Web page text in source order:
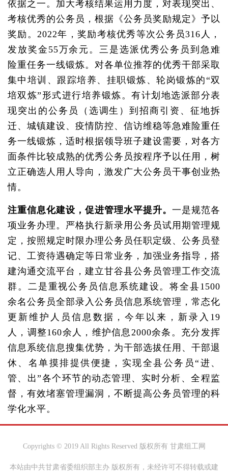
依据之一。加大考核结果运用力度，对表现突出、
考核优秀的公务员，根据《公务员奖励规定》予以
奖励。2022年，奖励考核优秀等次公务员316人，
发放奖金55万余元。三是选派优秀公务员到急难
险重任务一线锻炼。对各单位推荐的优秀干部采取
集中培训、跟踪培养、挂职锻炼、轮岗锻炼的“双
培双炼”形式进行培养锻炼。有计划地选派部分表
现突出的公务员（选调生）到招商引资、征地拆
迁、城镇建设、疫情防控、信访维稳等急难险重任
务一线锻炼，适时根据领导班子建设需要，对各方
面条件比较成熟的优秀公务员按程序予以任用，树
立正确选人用人导向，激发广大公务员干事创业热
情。
注重信息化建设，促进管理水平提升。 一是规范各
项业务办理。严格执行新录用公务员试用期管理规
定，按照规定时限办理公务员任职定级、公务员登
记、工资待遇确定等日常业务，加强业务指导，搭
建沟通交流平台，建立甘谷县公务员管理工作交流
群。二是重视公务员信息系统建设。将全县1500
余名公务员全部录入公务员信息系统管理，常态化
更新维护人员信息数据，今年以来，新录入19
人，调整160余人，维护信息2000余条。充分发挥
信息系统信息搜集优势，为干部选拔任用、干部退
休、名单摸排提供便捷，实现全县公务员“进、
管、出”各个环节的动态管理、实时分析、全程监
督，有效堵塞管理漏洞，不断提高公务员管理的科
学化水平。
Copyrights © 2019 All Rights Reserved 版权所有 甘肃组工网
本站由中共甘肃省委组织部主办 版权所有，未经许可不得转载或建